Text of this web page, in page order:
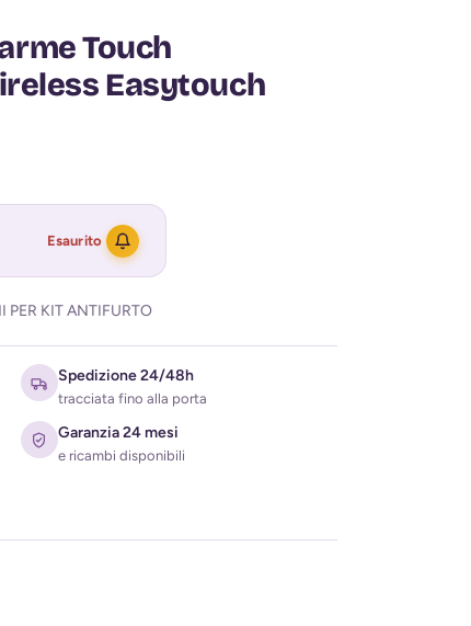
Touch
Easytouch
Esaurito
per ricevere l'avviso di disponibilità
KIT ANTIFURTO
Spedizione 24/48h
tracciata fino alla porta
Garanzia 24 mesi
e ricambi disponibili